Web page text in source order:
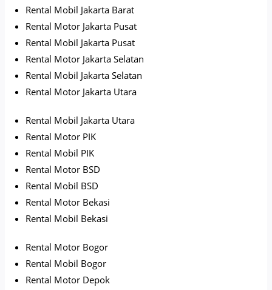
Rental Mobil Jakarta Barat
Rental Motor Jakarta Pusat
Rental Mobil Jakarta Pusat
Rental Motor Jakarta Selatan
Rental Mobil Jakarta Selatan
Rental Motor Jakarta Utara
Rental Mobil Jakarta Utara
Rental Motor PIK
Rental Mobil PIK
Rental Motor BSD
Rental Mobil BSD
Rental Motor Bekasi
Rental Mobil Bekasi
Rental Motor Bogor
Rental Mobil Bogor
Rental Motor Depok